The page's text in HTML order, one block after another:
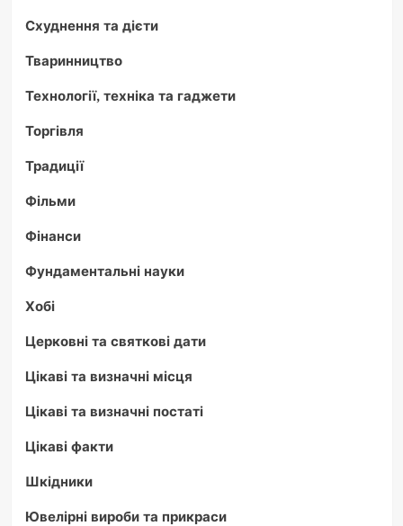
Схуднення та дієти
Тваринництво
Технології, техніка та гаджети
Торгівля
Традиції
Фільми
Фінанси
Фундаментальні науки
Хобі
Церковні та святкові дати
Цікаві та визначні місця
Цікаві та визначні постаті
Цікаві факти
Шкідники
Ювелірні вироби та прикраси